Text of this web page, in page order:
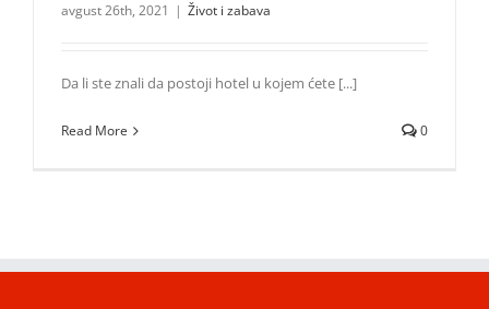
avgust 26th, 2021 | Život i zabava
Da li ste znali da postoji hotel u kojem ćete [...]
Read More 0